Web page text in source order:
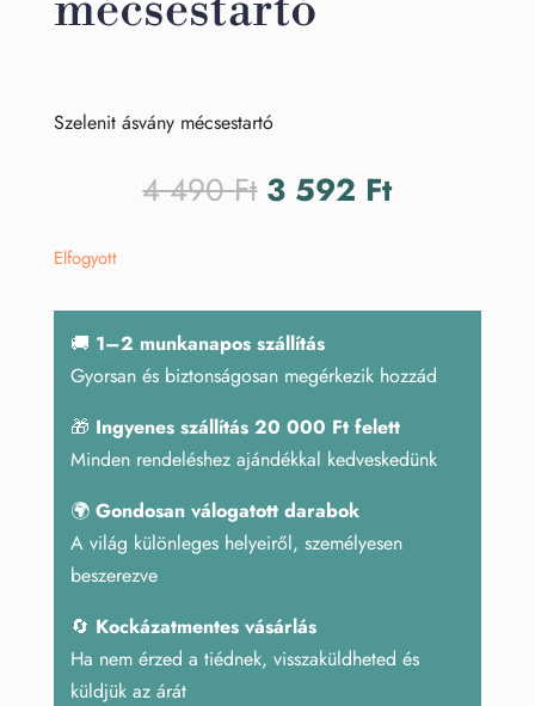
Szelenit ásvány mécsestartó
4 490Ft Original
490 Ft.
3 592 FtCurrent
592 Ft.
Elfogyott
🚚 1–2 munkanapos szállítás
Gyorsan és biztonságosan megérkezik hozzád
🎁 Ingyenes szállítás 20 000 Ft felett
Minden rendeléshez ajándékkal kedveskedünk
🌍 Gondosan válogatott darabok
A világ különleges helyeiről, személyesen
beszerezve
🔄 Kockázatmentes vásárlás
Ha nem érzed a tiédnek, visszaküldheted és
küldjük az árát